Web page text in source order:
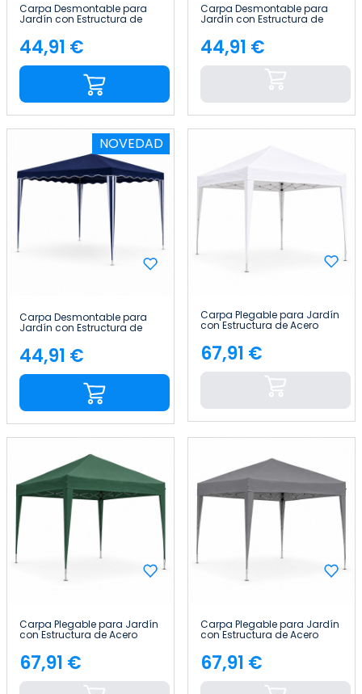
Carpa Desmontable para
Jardín con Estructura de
7house
Precio
44,91 €
Carpa Desmontable para
Jardín con Estructura de
7house
Precio
44,91 €
NOVEDAD
Carpa Desmontable para
Jardín con Estructura de
7house
Precio
44,91 €
Carpa Plegable para Jardín
con Estructura de Acero
Precio
67,91 €
Carpa Plegable para Jardín
con Estructura de Acero
Precio
67,91 €
Carpa Plegable para Jardín
con Estructura de Acero
Precio
67,91 €